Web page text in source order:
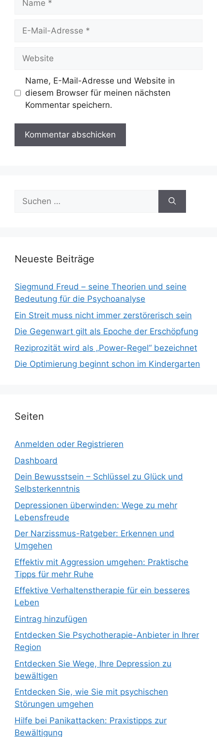
Mail-
Name, E-Mail-Adresse und Website in
diesem Browser für meinen nächsten
Kommentar speichern.
Suchen
nach:
Neueste Beiträge
Siegmund Freud – seine Theorien und seine
Bedeutung für die Psychoanalyse
Ein Streit muss nicht immer zerstörerisch sein
Die Gegenwart gilt als Epoche der Erschöpfung
Reziprozität wird als „Power-Regel“ bezeichnet
Die Optimierung beginnt schon im Kindergarten
Seiten
Anmelden oder Registrieren
Dashboard
Dein Bewusstsein – Schlüssel zu Glück und
Selbsterkenntnis
Depressionen überwinden: Wege zu mehr
Lebensfreude
Der Narzissmus-Ratgeber: Erkennen und
Umgehen
Effektiv mit Aggression umgehen: Praktische
Tipps für mehr Ruhe
Effektive Verhaltenstherapie für ein besseres
Leben
Eintrag hinzufügen
Entdecken Sie Psychotherapie-Anbieter in Ihrer
Region
Entdecken Sie Wege, Ihre Depression zu
bewältigen
Entdecken Sie, wie Sie mit psychischen
Störungen umgehen
Hilfe bei Panikattacken: Praxistipps zur
Bewältigung